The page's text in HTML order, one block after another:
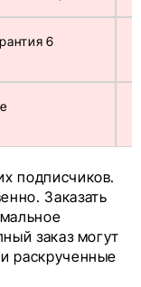
6
подписчиков.
Заказать
заказ могут
раскрученные